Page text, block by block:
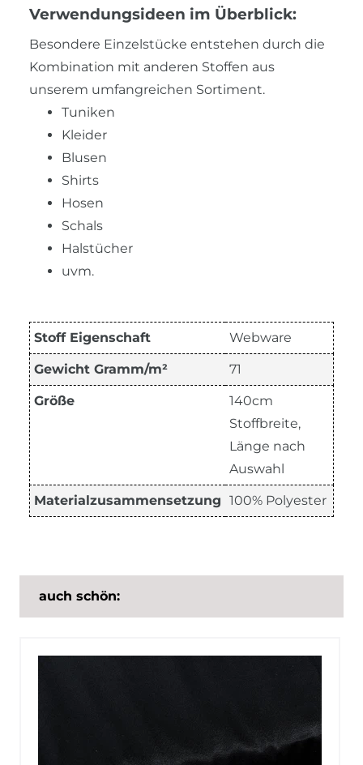
Verwendungsideen im Überblick:
Besondere Einzelstücke entstehen durch die
Kombination mit anderen Stoffen aus
unserem umfangreichen Sortiment.
Tuniken
Kleider
Blusen
Shirts
Hosen
Schals
Halstücher
uvm.
Stoff Eigenschaft Webware
Gewicht Gramm/m² 71
Größe
140cm
Stoffbreite,
Länge nach
Auswahl
Materialzusammensetzung 100% Polyester
auch schön: